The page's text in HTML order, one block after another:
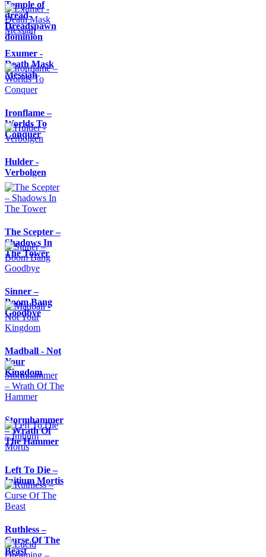
Temple of
dread-
Dreadspawn
dominion
Exumer -
Death Mask
Messiah
Ironflame –
Worlds To
Conquer
Hulder -
Verbolgen
The Scepter –
Shadows In
The Tower
Sinner –
Boom Bang
Goodbye
Madball - Not
Your
Kingdom
Stormhammer
– Wrath Of
The Hammer
Left To Die –
Initium Mortis
Ruthless –
Curse Of The
Beast